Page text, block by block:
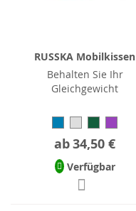
RUSSKA Mobilkissen
Behalten Sie Ihr
Gleichgewicht
ab34,50 €
Verfügbar